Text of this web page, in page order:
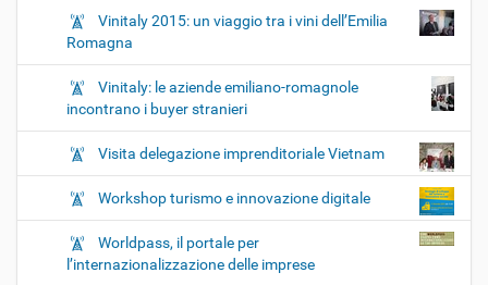
Vinitaly 2015: un viaggio tra i vini dell’Emilia
Romagna
Vinitaly: le aziende emiliano-romagnole
incontrano i buyer stranieri
Visita delegazione imprenditoriale Vietnam
Workshop turismo e innovazione digitale
Worldpass, il portale per
l’internazionalizzazione delle imprese